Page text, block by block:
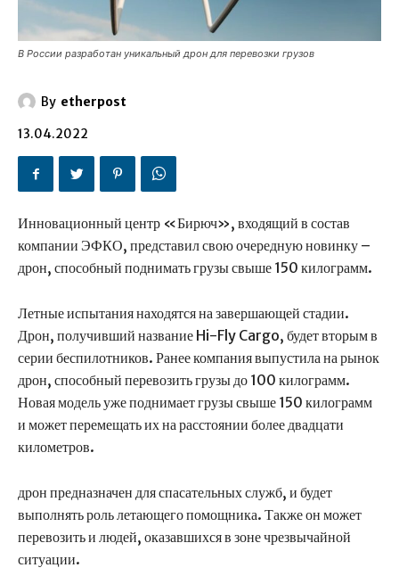
В России разработан уникальный дрон для перевозки грузов
By etherpost
13.04.2022
Инновационный центр «Бирюч», входящий в состав
компании ЭФКО, представил свою очередную новинку –
дрон, способный поднимать грузы свыше 150 килограмм.
Летные испытания находятся на завершающей стадии.
Дрон, получивший название Hi-Fly Cargo, будет вторым в
серии беспилотников. Ранее компания выпустила на рынок
дрон, способный перевозить грузы до 100 килограмм.
Новая модель уже поднимает грузы свыше 150 килограмм
и может перемещать их на расстоянии более двадцати
километров.
дрон предназначен для спасательных служб, и будет
выполнять роль летающего помощника. Также он может
перевозить и людей, оказавшихся в зоне чрезвычайной
ситуации.